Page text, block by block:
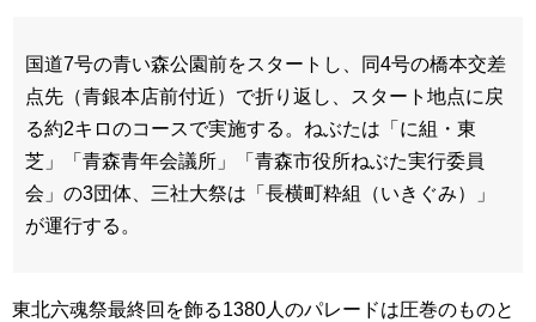
国道7号の青い森公園前をスタートし、同4号の橋本交差
点先（青銀本店前付近）で折り返し、スタート地点に戻
る約2キロのコースで実施する。ねぶたは「に組・東
芝」「青森青年会議所」「青森市役所ねぶた実行委員
会」の3団体、三社大祭は「長横町粋組（いきぐみ）」
が運行する。
東北六魂祭最終回を飾る1380人のパレードは圧巻のものと